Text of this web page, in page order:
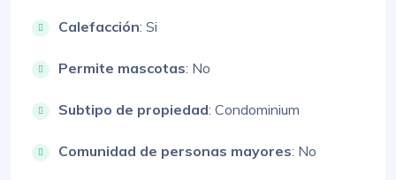
Calefacción: Si
Permite mascotas: No
Subtipo de propiedad: Condominium
Comunidad de personas mayores: No